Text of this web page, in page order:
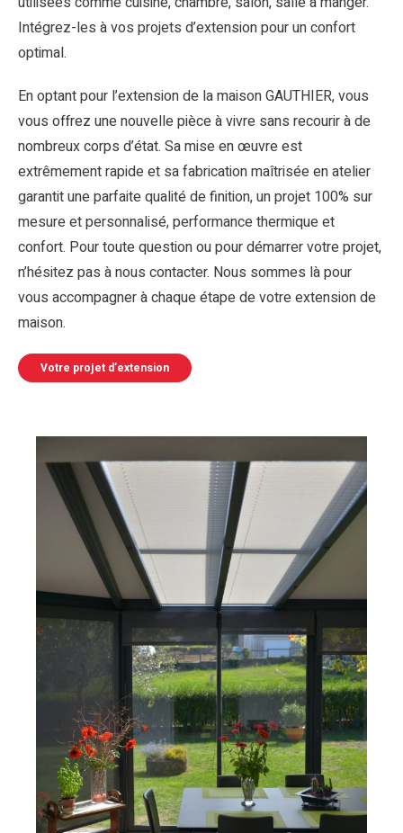
Intégrez-les à vos projets d’extension pour un confort
optimal.
En optant pour l’extension de la maison GAUTHIER, vous
vous offrez une nouvelle pièce à vivre sans recourir à de
nombreux corps d’état. Sa mise en œuvre est
extrêmement rapide et sa fabrication maîtrisée en atelier
garantit une parfaite qualité de finition, un projet 100% sur
mesure et personnalisé, performance thermique et
confort. Pour toute question ou pour démarrer votre projet,
n’hésitez pas à nous contacter. Nous sommes là pour
vous accompagner à chaque étape de votre extension de
maison.
Votre projet d’extension